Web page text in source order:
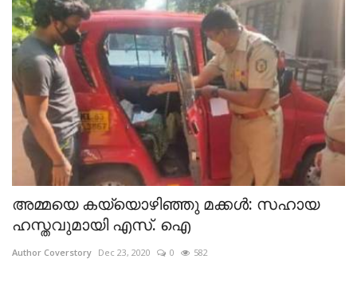
അമ്മയെ കയ്യൊഴിഞ്ഞു മക്കൾ: സഹായ
ഹസ്തവുമായി എസ്. ഐ
Author Coverstory Dec 23, 2020 0 582